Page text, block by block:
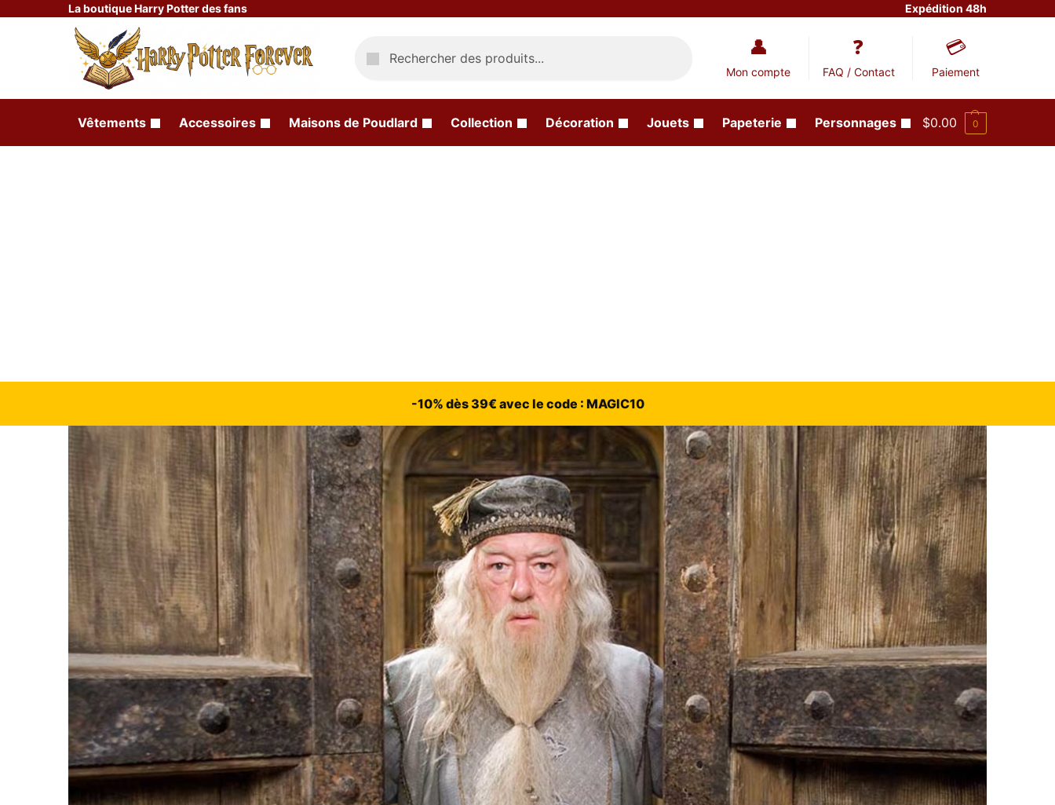
La boutique Harry Potter des fans Expédition 48h
Mon compte FAQ / Contact Paiement
Vêtements Accessoires Maisons de Poudlard Collection Décoration Jouets Papeterie Personnages $0.00 0
-10% dès 39€ avec le code : MAGIC10